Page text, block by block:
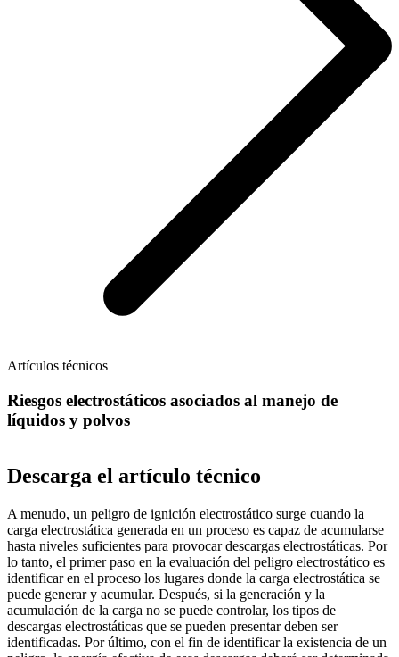
Artículos técnicos
Riesgos electrostáticos asociados al manejo de
líquidos y polvos
Descarga el artículo técnico
A menudo, un peligro de ignición electrostático surge cuando la
carga electrostática generada en un proceso es capaz de acumularse
hasta niveles suficientes para provocar descargas electrostáticas. Por
lo tanto, el primer paso en la evaluación del peligro electrostático es
identificar en el proceso los lugares donde la carga electrostática se
puede generar y acumular. Después, si la generación y la
acumulación de la carga no se puede controlar, los tipos de
descargas electrostáticas que se pueden presentar deben ser
identificadas. Por último, con el fin de identificar la existencia de un